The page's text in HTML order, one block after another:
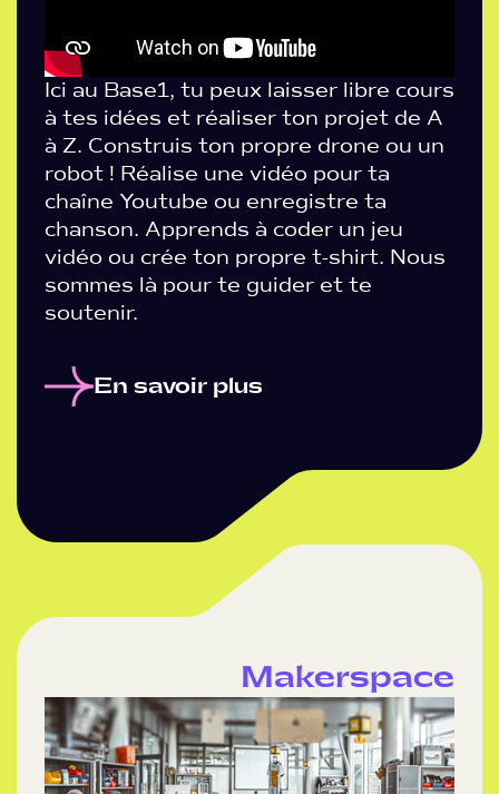
Ici au Base1, tu peux laisser libre cours
à tes idées et réaliser ton projet de A
à Z. Construis ton propre drone ou un
robot ! Réalise une vidéo pour ta
chaîne Youtube ou enregistre ta
chanson. Apprends à coder un jeu
vidéo ou crée ton propre t-shirt. Nous
sommes là pour te guider et te
soutenir.
En savoir plus
Makerspace